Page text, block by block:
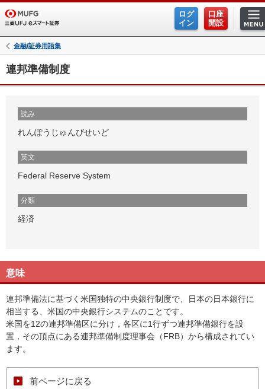
ログ
イン
口座
開設
金融/証券用語集
連邦準備制度
読み
れんぽうじゅんびせいど
英文
Federal Reserve System
分類
経済
意味
連邦準備法に基づく米国独特の中央銀行制度で、日本の日本銀行に
相当する、米国の中央銀行システムのことです。
米国を12の連邦準備区に分け，各区に1行ずつ連邦準備銀行を設
置，その頂点にある連邦準備制度理事会（FRB）から構成されてい
ます。
前ページに戻る